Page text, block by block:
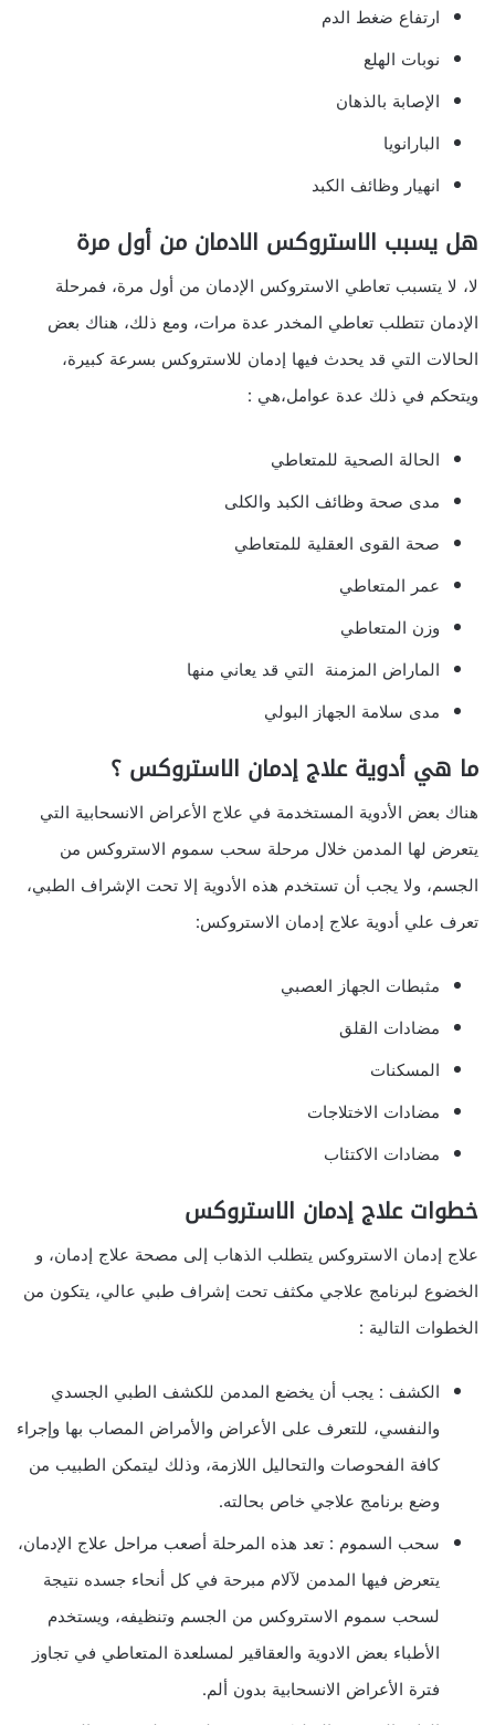
ارتفاع ضغط الدم
نوبات الهلع
الإصابة بالذهان
البارانويا
انهيار وظائف الكبد
هل يسبب الاستروكس الادمان من أول مرة
لا، لا يتسبب تعاطي الاستروكس الإدمان من أول مرة، فمرحلة
الإدمان تتطلب تعاطي المخدر عدة مرات، ومع ذلك، هناك بعض
الحالات التي قد يحدث فيها إدمان للاستروكس بسرعة كبيرة،
ويتحكم في ذلك عدة عوامل،هي :
الحالة الصحية للمتعاطي
مدى صحة وظائف الكبد والكلى
صحة القوى العقلية للمتعاطي
عمر المتعاطي
وزن المتعاطي
الماراض المزمنة التي قد يعاني منها
مدى سلامة الجهاز البولي
ما هي أدوية علاج إدمان الاستروكس ؟
هناك بعض الأدوية المستخدمة في علاج الأعراض الانسحابية التي
يتعرض لها المدمن خلال مرحلة سحب سموم الاستروكس من
الجسم، ولا يجب أن تستخدم هذه الأدوية إلا تحت الإشراف الطبي،
تعرف علي أدوية علاج إدمان الاستروكس:
مثبطات الجهاز العصبي
مضادات القلق
المسكنات
مضادات الاختلاجات
مضادات الاكتئاب
خطوات علاج إدمان الاستروكس
علاج إدمان الاستروكس يتطلب الذهاب إلى مصحة علاج إدمان، و
الخضوع لبرنامج علاجي مكثف تحت إشراف طبي عالي، يتكون من
الخطوات التالية :
الكشف : يجب أن يخضع المدمن للكشف الطبي الجسدي
والنفسي، للتعرف على الأعراض والأمراض المصاب بها وإجراء
كافة الفحوصات والتحاليل اللازمة، وذلك ليتمكن الطبيب من
وضع برنامج علاجي خاص بحالته.
سحب السموم : تعد هذه المرحلة أصعب مراحل علاج الإدمان،
يتعرض فيها المدمن لآلام مبرحة في كل أنحاء جسده نتيجة
لسحب سموم الاستروكس من الجسم وتنظيفه، ويستخدم
الأطباء بعض الادوية والعقاقير لمسلعدة المتعاطي في تجاوز
فترة الأعراض الانسحابية بدون ألم.